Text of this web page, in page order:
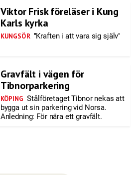
Viktor Frisk föreläser i Kung
Karls kyrka
KUNGSÖR "Kraften i att vara sig själv"
Gravfält i vägen för
Tibnorparkering
KÖPING Stålföretaget Tibnor nekas att
bygga ut sin parkering vid Norsa.
Anledning: För nära ett gravfält.